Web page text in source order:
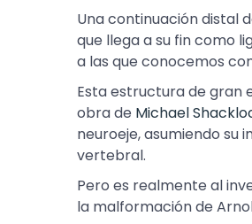
Una continuación distal
que llega a su fin como
a las que conocemos
Esta estructura de gran
obra de Michael
neuroeje, asumiendo
vertebral.
Pero es realmente al
la malformación de